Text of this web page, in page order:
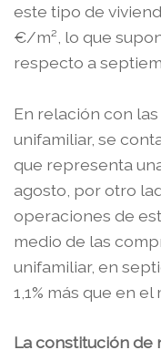
este tipo de
€/m², lo que
respecto a
En relación con
unifamiliar, se
que representa
agosto, por otro
operaciones de
medio de las
unifamiliar, en
1,1% más que en
La constitución de